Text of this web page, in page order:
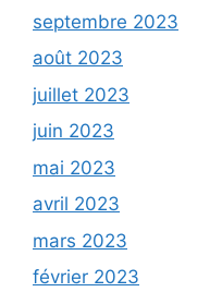
septembre 2023
août 2023
juillet 2023
juin 2023
mai 2023
avril 2023
mars 2023
février 2023